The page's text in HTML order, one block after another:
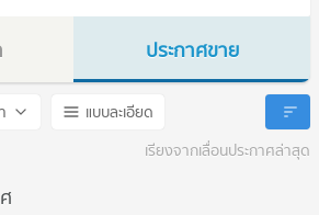
ประกาศขาย
รพ.พระนั่งเกล้า
แบบละเอียด
เรียงจากเลื่อนประกาศล่าสุด